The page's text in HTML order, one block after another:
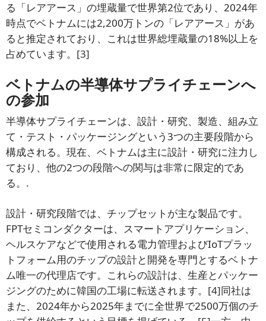
る「レアアース」の埋蔵量で世界第2位であり、2024年
時点でベトナムには2,200万トンの「レアアース」があ
ると推定されており、これは世界総埋蔵量の18%以上を
占めています。 [3]
ベトナムの半導体サプライチェーンへ
の参加
半導体サプライチェーンは、設計・研究、製造、組み立
て・テスト・パッケージングという3つの主要段階から
構成される。現在、ベトナムは主に設計・研究に注力し
ており、他の2つの段階への関与は非常に限定的であ
る。.
設計・研究段階では、チップセットが主な製品です。
FPTセミコンダクターは、スマートアプリケーション、
ヘルスケアなどで使用される電力管理およびIoTプラッ
トフォーム用のチップの設計と開発を専門とするベトナ
ム唯一の代理店です。これらの設計は、生産とパッケー
ジングのために韓国の工場に転送されます。 [4]同社は
また、2024年から2025年までに全世界で2500万個のチ